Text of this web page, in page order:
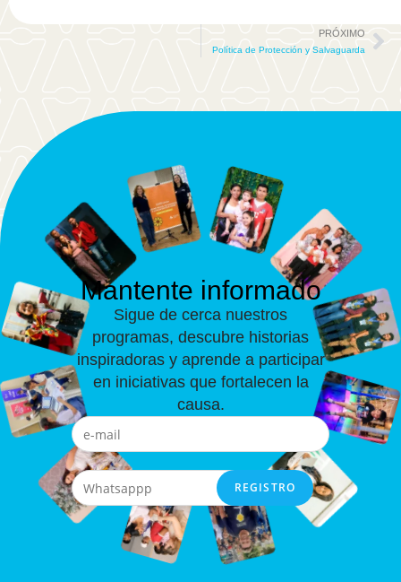
PRÓXIMO
Política de Protección y Salvaguarda
Mantente informado
Sigue de cerca nuestros
programas, descubre historias
inspiradoras y aprende a participar
en iniciativas que fortalecen la
causa.